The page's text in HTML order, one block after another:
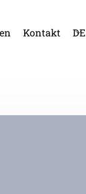
Kontakt DE